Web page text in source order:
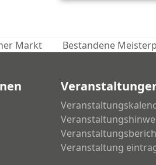
Markt
Nächster
Bestandene
Veranstaltung